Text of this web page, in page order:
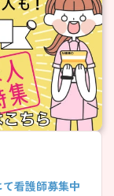
看護師募集中